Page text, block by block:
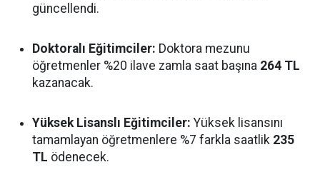
güncellendi.
Doktoralı Eğitimciler: Doktora mezunu
öğretmenler %20 ilave zamla saat başına 264 TL
kazanacak.
Yüksek Lisanslı Eğitimciler: Yüksek lisansını
tamamlayan öğretmenlere %7 farkla saatlik 235
TL ödenecek.